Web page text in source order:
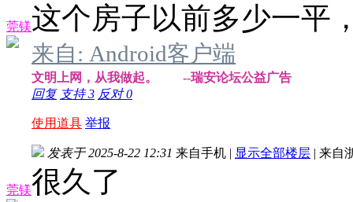
莞镁这个房子以前多少一平
来自: Android客户端
文明上网，从我做起。 --瑞安论坛公益广告
回复 支持3 反对0
使用道具 举报
莞镁
发表于 2025-8-22 12:31 来自手机 | 显示全部楼层 | 来自
很久了